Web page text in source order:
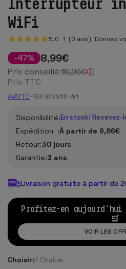
WiFi
5.0 1 (0 avis) Donnez
-47% 8,99€
Prix conseillé:16,95€
Prix TTC
AVATTO-REF:WSM16-W1
Disponibilité:En stock! Recevez-
Expédition :À partir de 9,86€
Retour:30 jours
Garantie:3 ans
Livraison gratuite à partir de
Profitez-en
🛒
VOIR LES
Choisir:1 Chaîne